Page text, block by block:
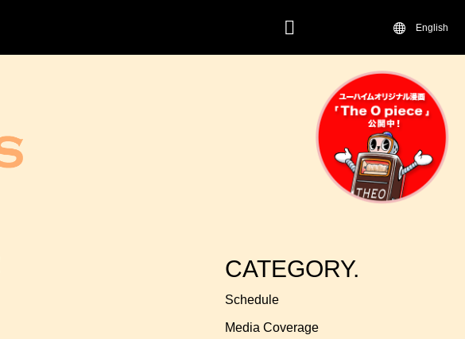
English
CATEGORY.
Schedule
Media Coverage